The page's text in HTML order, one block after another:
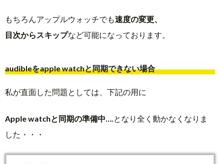
もちろんアップルウォッチでも速度の変更、
目次からスキップなど可能になっております。
audibleをapple watchと同期できない場合
私が直面した問題としては、下記の用に
Apple watchと同期の準備中….となり全く動かなくなりま
した・・・